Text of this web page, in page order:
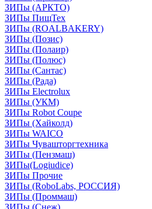
ЗИПы (АРКТО)
ЗИПы ПищТех
ЗИПы (ROALBAKERY)
ЗИПы (Позис)
ЗИПы (Полаир)
ЗИПы (Полюс)
ЗИПы (Сантас)
ЗИПы (Рада)
ЗИПы Electrolux
ЗИПы (УКМ)
ЗИПы Robot Coupe
ЗИПы (Хайколд)
ЗИПы WAICO
ЗИПы Чувашторгтехника
ЗИПы (Пензмаш)
ЗИПы(Logiudice)
ЗИПы Прочие
ЗИПы (RoboLabs, РОССИЯ)
ЗИПы (Проммаш)
ЗИПы (Снеж)